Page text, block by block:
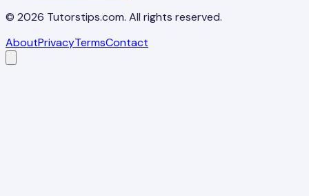
© 2026 Tutorstips.com. All rights reserved.
AboutPrivacyTermsContact